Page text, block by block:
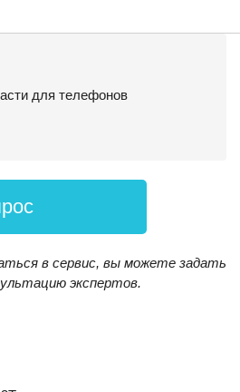
для телефонов
в сервис, вы можете задать
экспертов.